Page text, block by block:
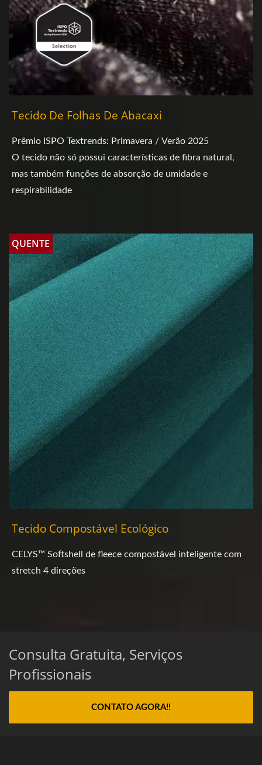
Tecido De Folhas De Abacaxi
Prêmio ISPO Textrends: Primavera / Verão 2025
O tecido não só possui características de fibra natural,
mas também funções de absorção de umidade e
respirabilidade
QUENTE
Tecido Compostável Ecológico
CELYS™ Softshell de fleece compostável inteligente com
stretch 4 direções
Consulta Gratuita, Serviços
Profissionais
CONTATO AGORA!!